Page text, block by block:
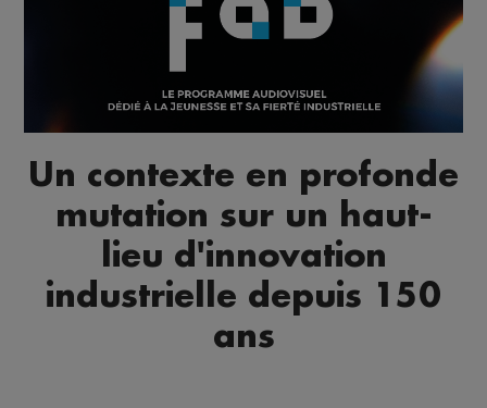
Un contexte en profonde
mutation sur un haut-
lieu d'innovation
industrielle depuis 150
ans